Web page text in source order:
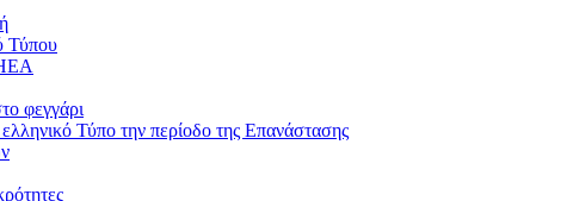
Τύπου
φεγγάρι
Τύπο την περίοδο της Επανάστασης